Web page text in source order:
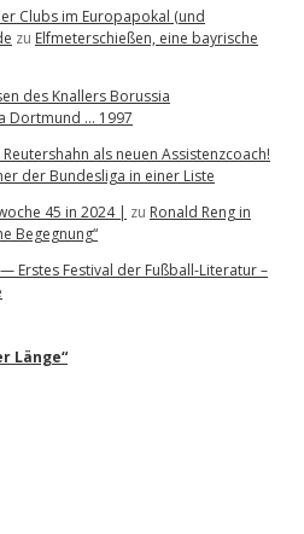
Clubs im Europapokal (und
zu Elfmeterschießen, eine bayrische
des Knallers Borussia
Dortmund … 1997
als neuen Assistenzcoach!
der Bundesliga in einer Liste
45 in 2024 | zu Ronald Reng in
Begegnung“
Erstes Festival der Fußball-Literatur –
Länge“